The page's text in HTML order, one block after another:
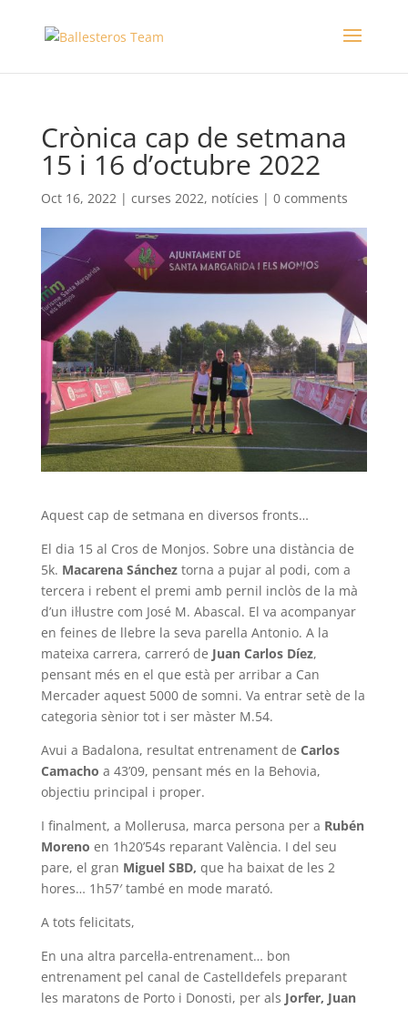
Crònica cap de setmana
15 i 16 d’octubre 2022
Oct 16, 2022| curses 2022, notícies | 0 comments
Aquest cap de setmana en diversos fronts…
El dia 15 al Cros de Monjos. Sobre una distància de
5k. Macarena Sáncheztorna a pujar al podi, com a
tercera i rebent el premi amb pernil inclòs de la mà
d’un il·lustre com José M. Abascal. El va acompanyar
en feines de llebre la seva parella Antonio. A la
mateixa carrera, carreró de Juan Carlos Díez,
pensant més en el que està per arribar a Can
Mercader aquest 5000 de somni. Va entrar setè de la
categoria sènior tot i ser màster M.54.
Avui a Badalona, ​​resultat entrenament de Carlos
Camacho a 43’09, pensant més en la Behovia,
objectiu principal i proper.
I finalment, a Mollerusa, marca persona per a Rubén
Moreno en 1h20’54s reparant València. I del seu
pare, el gran Miguel SBD, que ha baixat de les 2
hores… 1h57′ també en mode marató.
A tots felicitats,
En una altra parcel·la-entrenament… bon
entrenament pel canal de Castelldefels preparant
les maratons de Porto i Donosti, per als Jorfer, Juan